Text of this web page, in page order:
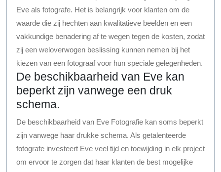
Eve als fotografe. Het is belangrijk voor klanten om de
waarde die zij hechten aan kwalitatieve beelden en een
vakkundige benadering af te wegen tegen de kosten, zodat
zij een weloverwogen beslissing kunnen nemen bij het
kiezen van een fotograaf voor hun speciale gelegenheden.
De beschikbaarheid van Eve kan
beperkt zijn vanwege een druk
schema.
De beschikbaarheid van Eve Fotografie kan soms beperkt
zijn vanwege haar drukke schema. Als getalenteerde
fotografe investeert Eve veel tijd en toewijding in elk project
om ervoor te zorgen dat haar klanten de best mogelijke